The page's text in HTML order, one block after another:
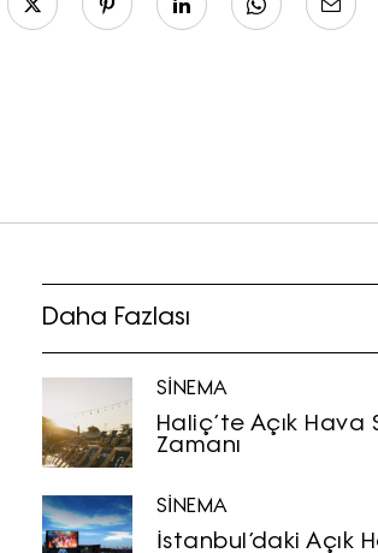
Daha Fazlası
SİNEMA
Haliç’te Açık Hava
Zamanı
SİNEMA
İstanbul’daki Açık